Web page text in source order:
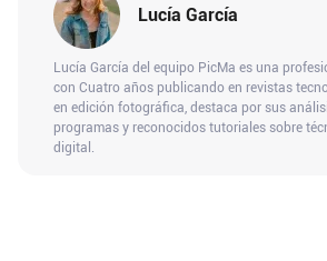
Lucía García
Lucía García del equipo PicMa es una
con Cuatro años publicando en revistas
en edición fotográfica, destaca por sus
programas y reconocidos tutoriales sobre
digital.